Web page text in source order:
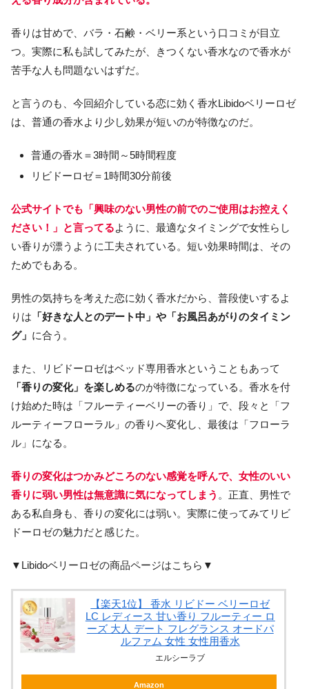
香りは甘めで、バラ・石鹸・ベリー系という口コミが目立
つ。実際に私も試してみたが、きつくない香水なので香水が
苦手な人も問題ないはずだ。
と言うのも、今回紹介している恋に効く香水Libidoベリーロゼ
は、普通の香水より少し効果が短いのが特徴なのだ。
普通の香水＝3時間～5時間程度
リビドーロゼ＝1時間30分前後
公式サイトでも「興味のない男性の前でのご使用はお控えく
ださい！」と言ってるように、最適なタイミングで女性らし
い香りが漂うように工夫されている。短い効果時間は、その
ためでもある。
男性の気持ちを考えた恋に効く香水だから、普段使いするよ
りは 「好きな人とのデート中」や「お風呂あがりのタイミン
グ」 に合う。
また、リビドーロゼはベッド専用香水ということもあって
「香りの変化」を楽しめるのが特徴になっている。香水を付
け始めた時は「フルーティーベリーの香り」で、段々と「フ
ルーティーフローラル」の香りへ変化し、最後は「フローラ
ル」になる。
香りの変化はつかみどころのない感覚を呼んで、女性のいい
香りに弱い男性は無意識に気になってしまう 。正直、男性で
ある私自身も、香りの変化には弱い。実際に使ってみてリビ
ドーロゼの魅力だと感じた。
▼Libidoベリーロゼの商品ページはこちら▼
【楽天1位】 香水 リビドー ベリーロゼ
LC レディース 甘い香り フルーティー ロ
ーズ 大人 デート フレグランス オードパ
ルファム 女性 女性用香水
エルシーラブ
Amazon